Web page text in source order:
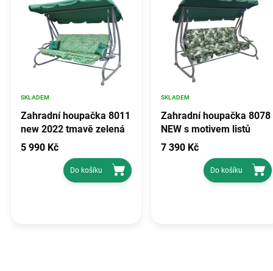
Zahradní houpačka 8011
new 2022 tmavě zelená
s motivem
SKLADEM
5 990 Kč
Do košíku
Zahradní houpačka 8078
NEW s motivem listů
SKLADEM
7 390 Kč
Do košíku